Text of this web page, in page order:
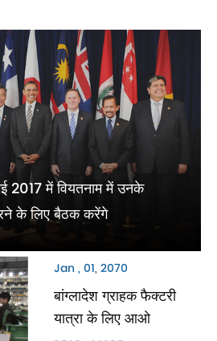
2017 में वियतनाम में उनके
के लिए बैठक करेंगे
Jan , 01, 2070
बांग्लादेश ग्राहक फैक्टरी
यात्रा के लिए आओ